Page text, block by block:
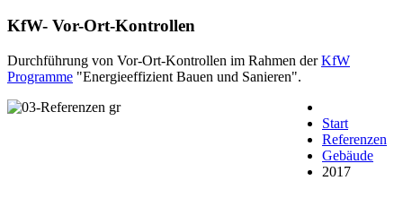
KfW- Vor-Ort-Kontrollen
Durchführung von Vor-Ort-Kontrollen im Rahmen derKfW
Programme "Energieeffizient Bauen und Sanieren".
Start
Referenzen
Gebäude
2017